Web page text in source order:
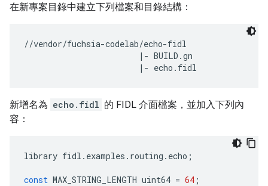
在新專案目錄中建立下列檔案和目錄結構：
//vendor/fuchsia-codelab/echo-fidl
                        |- BUILD.gn
新增名為 echo.fidl 的 FIDL 介面檔案，並加入下列內
容：
library fidl . examples . routing . echo ;
const MAX_STRING_LENGTH uint64 = 64 ;